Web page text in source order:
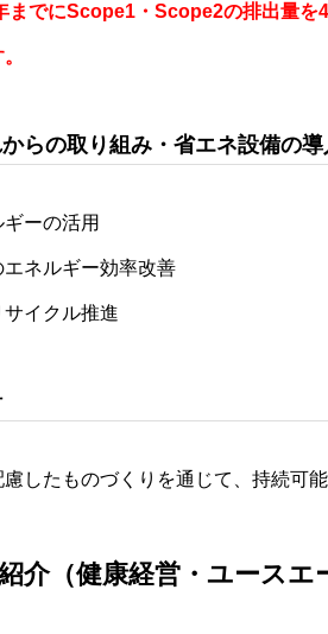
までにScope1・Scope2の排出量
らの取り組み・省エネ設備の導
ーの活用
ネルギー効率改善
イクル推進
したものづくりを通じて、持続可
介（健康経営・ユースエ